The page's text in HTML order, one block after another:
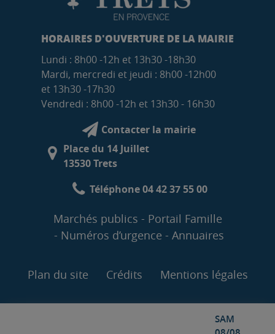
SAM
HORAIRES D'OUVERTURE DE LA MAIRIE
Lundi : 8h00 -12h et 13h30 -18h30
Mardi, mercredi et jeudi : 8h00 -12h00
et 13h30 -17h30
Vendredi : 8h00 -12h et 13h30 - 16h30
Contacter la mairie
Place du 14 Juillet
13530 Trets
Téléphone 04 42 37 55 00
Marchés publics
Portail Famille
Numéros d’urgence
Annuaires
Plan du site Crédits Mentions légales